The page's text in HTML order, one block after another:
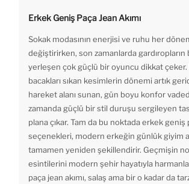
Erkek Geniş Paça Jean Akımı
Sokak modasının enerjisi ve ruhu her
değiştirirken, son zamanlarda gardıropların
yerleşen çok güçlü bir oyuncu dikkat çeker.
bacakları sıkan kesimlerin dönemi artık
hareket alanı sunan, gün boyu konfor
zamanda güçlü bir stil duruşu sergileyen
plana çıkar. Tam da bu noktada erkek geniş
seçenekleri, modern erkeğin günlük giyim
tamamen yeniden şekillendirir. Geçmişin
esintilerini modern şehir hayatıyla
paça jean akımı, salaş ama bir o kadar da